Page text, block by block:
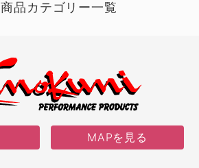
商品カテゴリー一覧
MAPを見る